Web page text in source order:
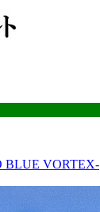
BLUE VORTEX-